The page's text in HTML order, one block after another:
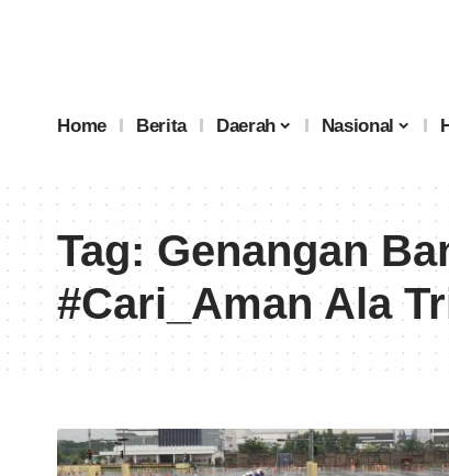
Home Berita Daerah Nasional
Tag:Genangan
#Cari_Aman Ala